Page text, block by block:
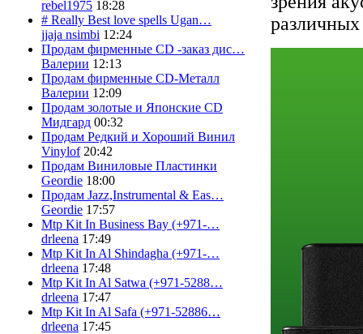
rebel1975 18:28
# Really Best love spells Ugan…
jjaja nsimbi 12:24
Продам фирменные CD -заказ дис…
Валерии 12:13
Продам фирменные CD-Металл
Валерии 12:09
Продам золотые и Японские CD
Мидгард 00:32
Продам Редкий и Хороший Винил
Vinylof 20:42
Продам Виниловые Пластинки
Geordie 18:00
Продам Jazz,Instrumental & Eas…
Geordie 17:57
Mtp Kit In Business Bay (+971-…
drleena 17:49
Mtp Kit In Al Shindagha (+971-…
drleena 17:48
Mtp Kit In Al Satwa (+971-5288…
drleena 17:47
Mtp Kit In Al Safa (+971-52886…
drleena 17:45